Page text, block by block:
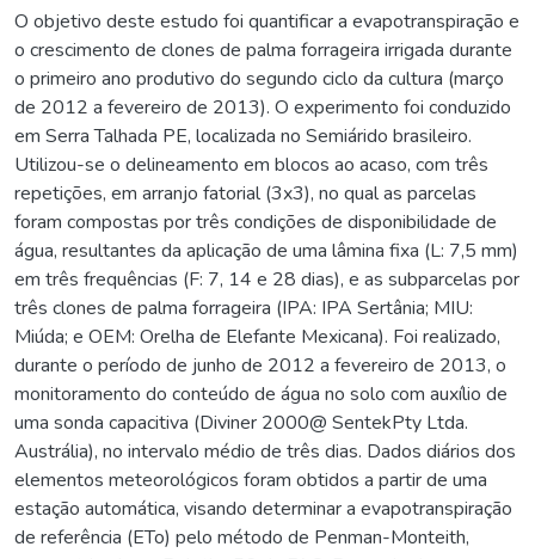
O objetivo deste estudo foi quantificar a evapotranspiração e
o crescimento de clones de palma forrageira irrigada durante
o primeiro ano produtivo do segundo ciclo da cultura (março
de 2012 a fevereiro de 2013). O experimento foi conduzido
em Serra Talhada PE, localizada no Semiárido brasileiro.
Utilizou-se o delineamento em blocos ao acaso, com três
repetições, em arranjo fatorial (3x3), no qual as parcelas
foram compostas por três condições de disponibilidade de
água, resultantes da aplicação de uma lâmina fixa (L: 7,5 mm)
em três frequências (F: 7, 14 e 28 dias), e as subparcelas por
três clones de palma forrageira (IPA: IPA Sertânia; MIU:
Miúda; e OEM: Orelha de Elefante Mexicana). Foi realizado,
durante o período de junho de 2012 a fevereiro de 2013, o
monitoramento do conteúdo de água no solo com auxílio de
uma sonda capacitiva (Diviner 2000@ SentekPty Ltda.
Austrália), no intervalo médio de três dias. Dados diários dos
elementos meteorológicos foram obtidos a partir de uma
estação automática, visando determinar a evapotranspiração
de referência (ETo) pelo método de Penman-Monteith,